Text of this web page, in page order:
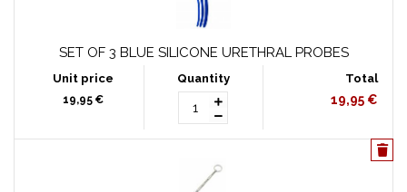
SET OF 3 BLUE SILICONE URETHRAL PROBES
19,95 € 19,95 €